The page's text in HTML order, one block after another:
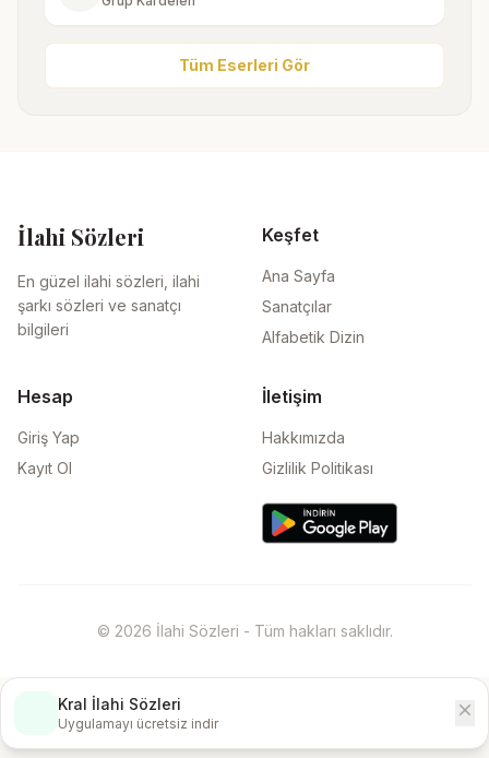
Tüm Eserleri Gör
İlahi Sözleri
En güzel ilahi sözleri, ilahi
şarkı sözleri ve sanatçı
bilgileri
Keşfet
Ana Sayfa
Sanatçılar
Alfabetik Dizin
Hesap
Giriş Yap
Kayıt Ol
İletişim
Hakkımızda
Gizlilik Politikası
© 2026 İlahi Sözleri - Tüm hakları saklıdır.
Kral İlahi Sözleri
Uygulamayı ücretsiz indir
close